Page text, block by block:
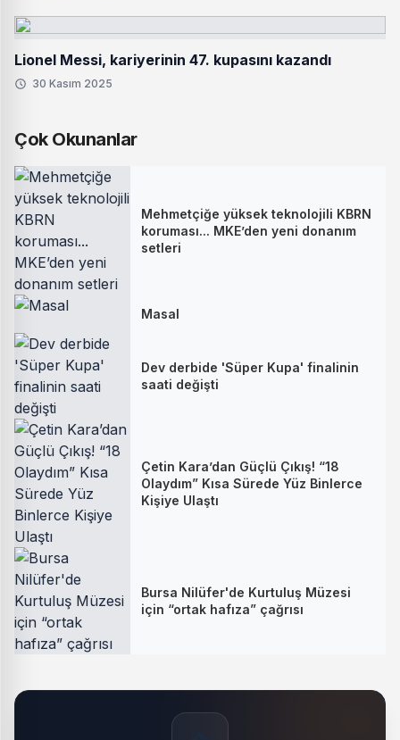
Lionel Messi, kariyerinin 47. kupasını kazandı
30 Kasım 2025
Çok Okunanlar
Mehmetçiğe yüksek teknolojili KBRN
koruması... MKE’den yeni donanım
setleri
Masal
Dev derbide 'Süper Kupa' finalinin
saati değişti
Çetin Kara’dan Güçlü Çıkış! “18
Olaydım” Kısa Sürede Yüz Binlerce
Kişiye Ulaştı
Bursa Nilüfer'de Kurtuluş Müzesi
için “ortak hafıza” çağrısı